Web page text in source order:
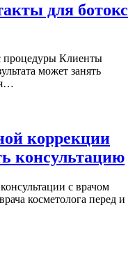
для ботокс
процедуры Клиенты
может занять
коррекции
консультацию
с врачом
косметолога перед и